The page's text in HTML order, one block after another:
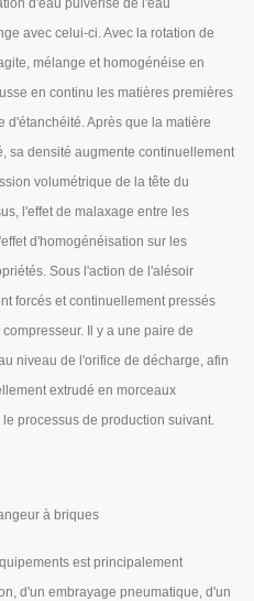
d'eau pulvérise de l'eau
avec celui-ci. Avec la rotation de
mélange et homogénéise en
en continu les matières premières
d'étanchéité. Après que la matière
sa densité augmente continuellement
volumétrique de la tête du
l'effet de malaxage entre les
d'homogénéisation sur les
Sous l'action de l'alésoir
forcés et continuellement pressés
Il y a une paire de
niveau de l'orifice de décharge, afin
extrudé en morceaux
processus de production suivant.
à briques
est principalement
d'un embrayage pneumatique, d'un